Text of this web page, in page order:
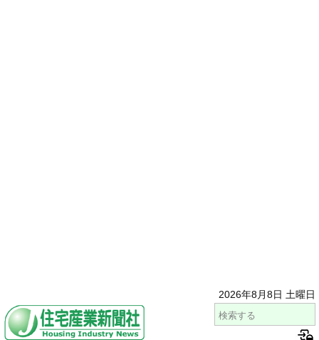
2026年8月8日 土曜日